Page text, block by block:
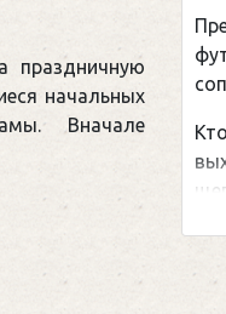
праздничную
начальных
Вначале
битву на
Месси и Роналду
лицу.
Кто найдет верный
ситуации на поле и
Кто принесет своей ...